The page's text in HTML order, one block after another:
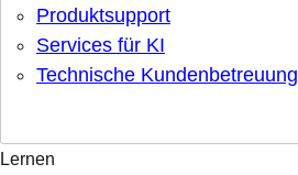
Produktsupport
Services für KI
Technische Kundenbetreuung
Lernen